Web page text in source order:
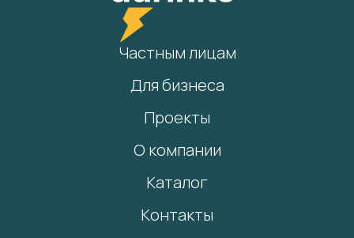
Частным лицам
Для бизнеса
Проекты
О компании
Каталог
Контакты